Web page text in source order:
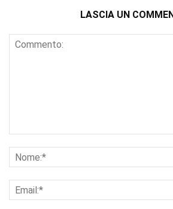
LASCIA UN